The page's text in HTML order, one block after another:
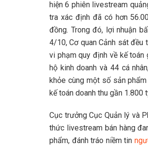
hiện 6 phiên livestream
tra xác định đã có hơn
đồng. Trong đó, lợi nhuận
4/10, Cơ quan Cảnh sát đều
vi phạm quy định về kế toán
hộ kinh doanh và 44 cá
khỏe cùng một số sản
kế toán doanh thu gần
Cục trưởng Cục Quản lý và
thức livestream bán hàng
phẩm, đánh tráo niềm tin